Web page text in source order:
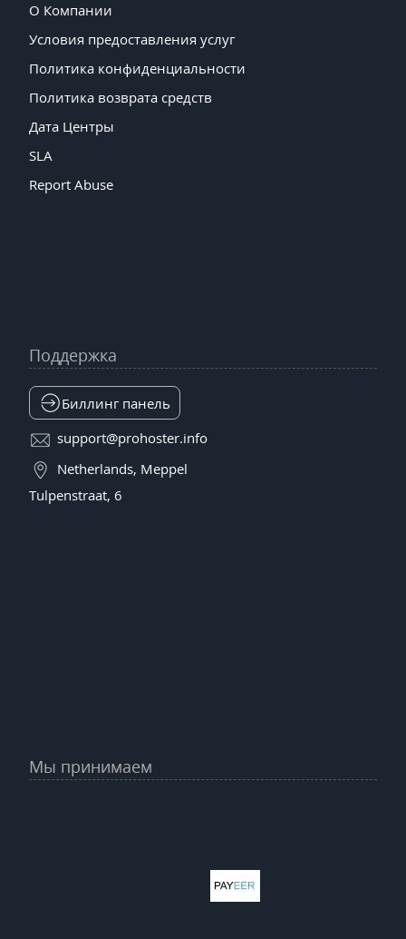
О Компании
Условия предоставления услуг
Политика конфиденциальности
Политика возврата средств
Дата Центры
SLA
Report Abuse
Поддержка
Биллинг панель
support@prohoster.info
Netherlands, Meppel
Tulpenstraat, 6
Мы принимаем